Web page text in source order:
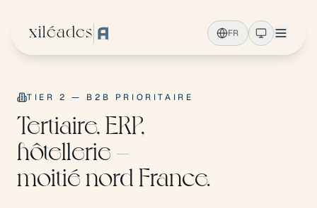
xiléades
FR
TIER 2 — B2B PRIORITAIRE
Tertiaire, ERP,
hôtellerie —
moitié nord France.